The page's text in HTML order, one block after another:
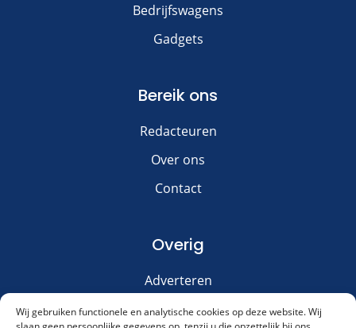
Wij gebruiken functionele en analytische cookies op deze website. Wij
Bedrijfswagens
Gadgets
Bereik ons
Redacteuren
Over ons
Contact
Overig
Adverteren
Disclaimer